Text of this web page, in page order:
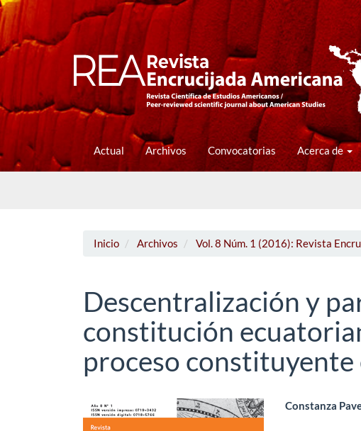
Navegación
Contenido
principal
Barra
Actual Archivos Convocatorias Acerca de
Inicio Archivos Vol. 8 Núm. 1 (2016): Revista
Descentralización y
constitución
proceso constituyente
Barra
Constanza